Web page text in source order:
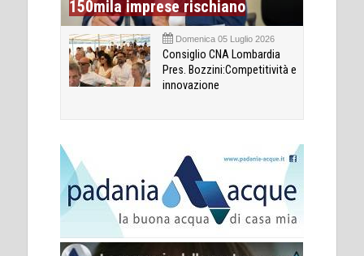
150mila imprese rischiano
Domenica 05 Luglio 2026
Consiglio CNA Lombardia
Pres. Bozzini:Competitività e
innovazione